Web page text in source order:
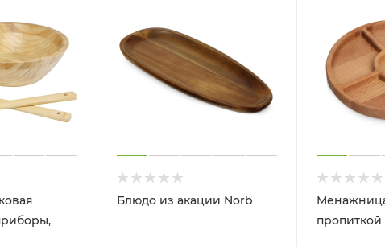
Блюдо из акации Norb